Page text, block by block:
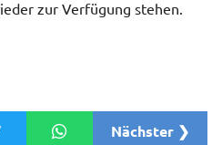
zur Verfügung stehen.
Nächster ❯